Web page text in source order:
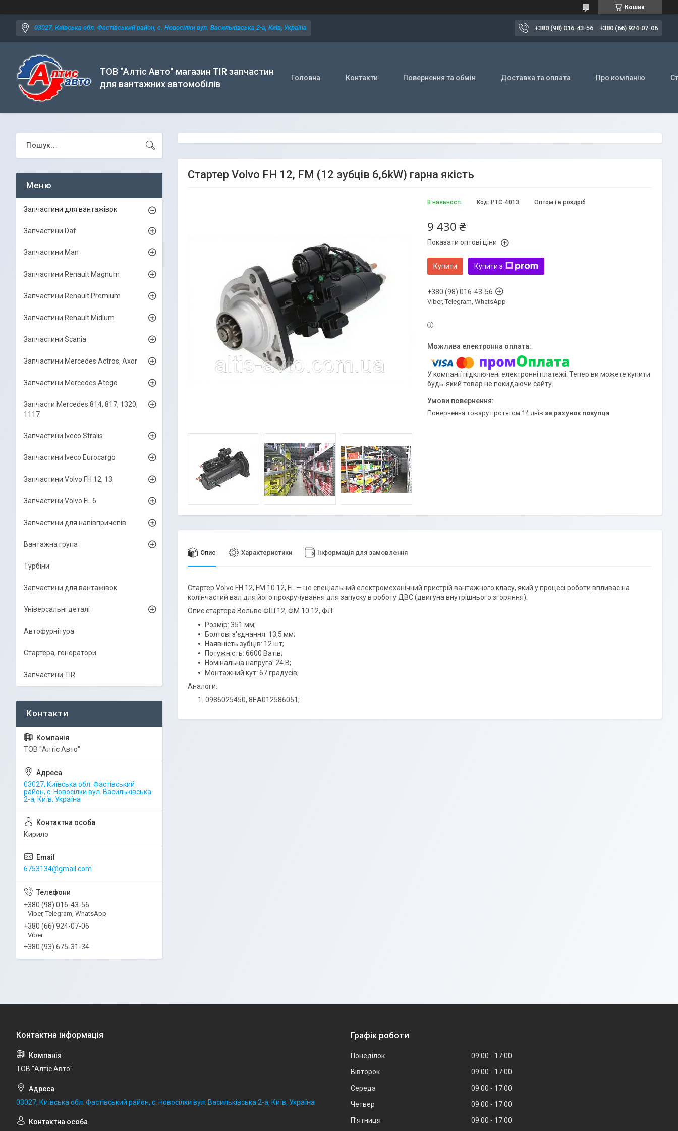
Кошик
03027, Київська обл. Фастівський район, с. Новосілки вул. Васильківська 2-а, Київ, Україна +380 (98) 016-43-56 +380 (66) 924-07-06
ТОВ "Алтіс Авто" магазин TIR запчастин
для вантажних автомобілів
Головна Контакти Повернення та обмін Доставка та оплата Про компанію
Стартер Volvo FH 12, FM (12 зубців 6,6kW) гарна якість
В наявності Оптом і в роздріб
Код: PTC-4013
9 430 ₴
Показати оптові ціни
Купити Купити з
+380 (98) 016-43-56
Viber, Telegram, WhatsApp
У компанії підключені електронні платежі. Тепер ви можете купити
будь-який товар не покидаючи сайту.
повернення товару протягом 14 днів за рахунок покупця
Опис Характеристики Інформація для замовлення
Стартер Volvo FH 12, FM 10 12, FL — це спеціальний електромеханічний пристрій вантажного класу, який у процесі роботи впливає на
колінчастий вал для його прокручування для запуску в роботу ДВС (двигуна внутрішнього згоряння).
Опис стартера Вольво ФШ 12, ФМ 10 12, ФЛ:
Розмір: 351 мм;
Болтові з'єднання: 13,5 мм;
Наявність зубців: 12 шт;
Потужність: 6600 Ватів;
Номінальна напруга: 24 В;
Монтажний кут: 67 градусів;
Аналоги:
0986025450, 8EA012586051;
Запчастини для вантажівок
Запчастини Daf
Запчастини Man
Запчастини Renault Magnum
Запчастини Renault Premium
Запчастини Renault Midlum
Запчастини Scania
Запчастини Mercedes Actros, Axor
Запчастини Mercedes Atego
Запчасти Mercedes 814, 817, 1320,
1117
Запчастини Iveco Stralis
Запчастини Iveco Eurocargo
Запчастини Volvo FH 12, 13
Запчастини Volvo FL 6
Запчастини для напівпричепів
Вантажна група
Турбіни
Запчастини для вантажівок
Універсальні деталі
Автофурнітура
Стартера, генератори
Запчастини TIR
ТОВ "Алтіс Авто"
03027, Київська обл. Фастівський
район, с. Новосілки вул. Васильківська
2-а, Київ, Україна
Кирило
6753134@gmail.com
+380 (98) 016-43-56
Viber, Telegram, WhatsApp
+380 (66) 924-07-06
Viber
+380 (93) 675-31-34
ТОВ "Алтіс Авто"
03027, Київська обл. Фастівський район, с. Новосілки вул. Васильківська 2-а, Київ, Україна
Графік роботи
Понеділок 09:00
17:00
Вівторок
09:00
17:00
Середа
09:00
17:00
Четвер
09:00
17:00
Пʼятниця
09:00 17:00